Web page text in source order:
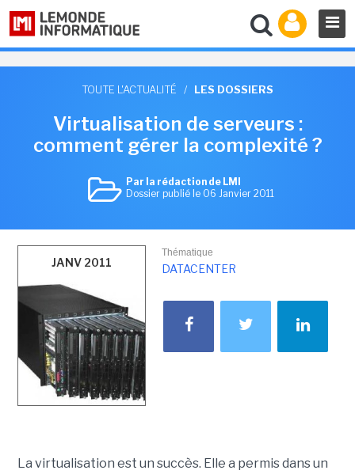
TOUTE L'ACTUALITÉ / LES DOSSIERS
Virtualisation de serveurs :
comment gérer la complexité ?
Par la rédaction de LMI
Dossier publié le 06 Janvier 2011
JANV 2011
Thématique
DATACENTER
La virtualisation est un succès. Elle a permis dans un